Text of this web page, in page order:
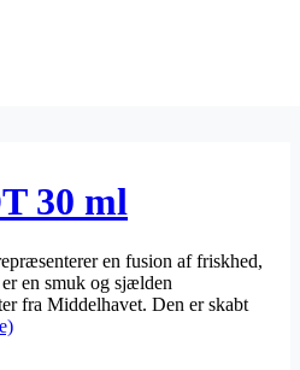
30 ml
en fusion af friskhed,
en smuk og sjælden
fra Middelhavet. Den er skabt